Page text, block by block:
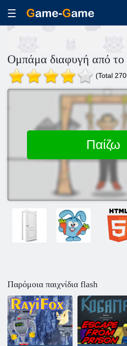
Ομπάμα διαφυγή από
(Total
Παίζω
Παρόμοια παιχνίδια flash